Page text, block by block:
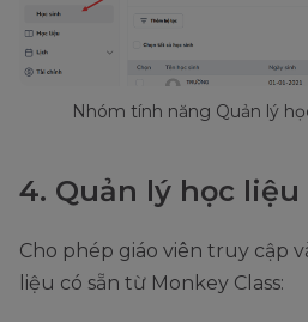
Nhóm tính năng Quản lý
4. Quản lý học liệu
Cho phép giáo viên truy cập
liệu có sẵn từ Monkey Class: